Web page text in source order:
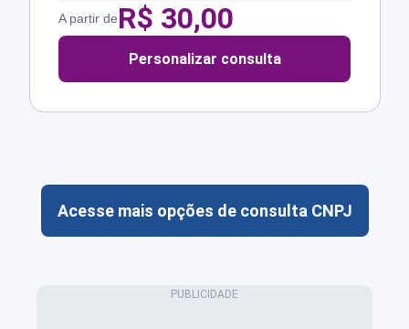
A partir deR$ 30,00
Personalizar consulta
Acesse mais opções de consulta CNPJ